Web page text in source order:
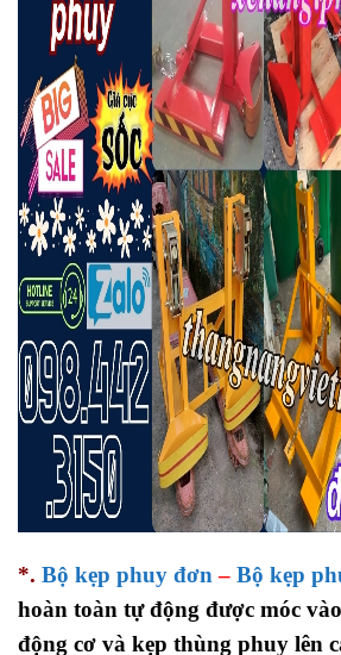
*. Bộ kẹp phuy đơn – Bộ kẹp
hoàn toàn tự động được móc
động cơ và kẹp thùng phuy lên